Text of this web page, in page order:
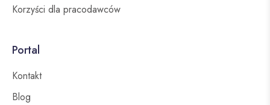
Korzyści dla pracodawców
Portal
Kontakt
Blog